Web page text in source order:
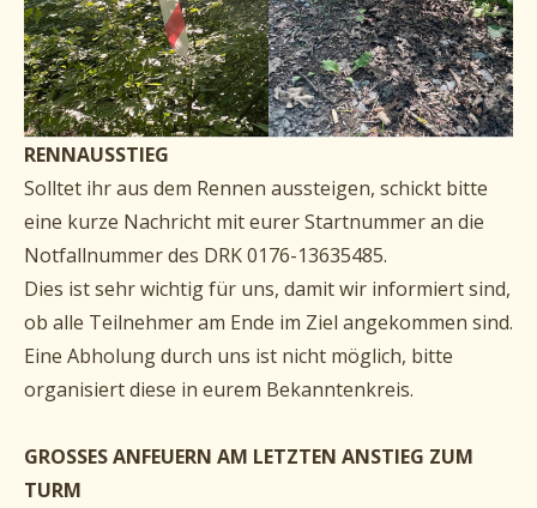
RENNAUSSTIEG
Solltet ihr aus dem Rennen aussteigen, schickt bitte
eine kurze Nachricht mit eurer Startnummer an die
Notfallnummer des DRK 0176-13635485.
Dies ist sehr wichtig für uns, damit wir informiert sind,
ob alle Teilnehmer am Ende im Ziel angekommen sind.
Eine Abholung durch uns ist nicht möglich, bitte
organisiert diese in eurem Bekanntenkreis.
GROSSES ANFEUERN AM LETZTEN ANSTIEG ZUM
TURM